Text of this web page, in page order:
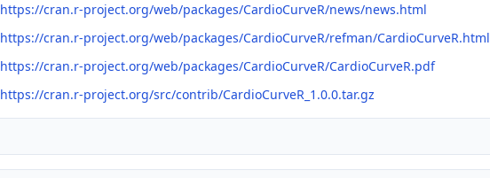
https://cran.r-project.org/web/packages/CardioCurveR/news/news.html
https://cran.r-project.org/web/packages/CardioCurveR/refman/CardioCurveR.html
https://cran.r-project.org/web/packages/CardioCurveR/CardioCurveR.pdf
https://cran.r-project.org/src/contrib/CardioCurveR_1.0.0.tar.gz